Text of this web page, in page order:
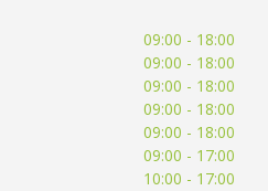
09:00 - 18:00
09:00 - 18:00
09:00 - 18:00
09:00 - 18:00
09:00 - 18:00
09:00 - 17:00
10:00 - 17:00